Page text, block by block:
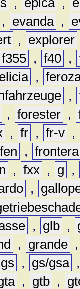
, evanda ,
, explorer
f355 , f40 ,
,
,
, forester ,
, fr , fr-v ,
, frontera
, fxx , g
,
,
, glb ,
, grande
gs , gs/gsa
, gtb ,